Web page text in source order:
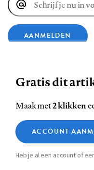
E-
mailadres
AANMELDEN
op
Facebook
op
LinkedIn
op
Bluesky
Footer
Contact Colofon
Zie onze cookie policy
Analytische cookies
Marketing cookies
Gratis dit
Maak met2 klikken
ACCOUNT
Heb je al een account of